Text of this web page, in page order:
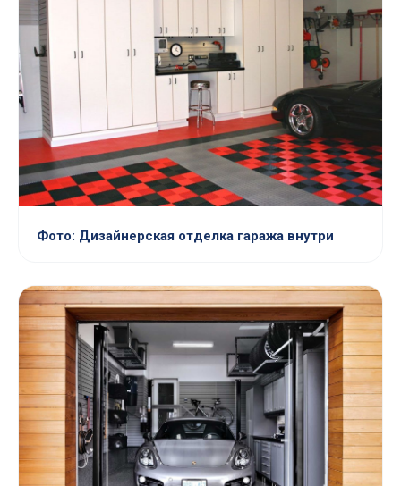
Фото: Дизайнерская отделка гаража внутри